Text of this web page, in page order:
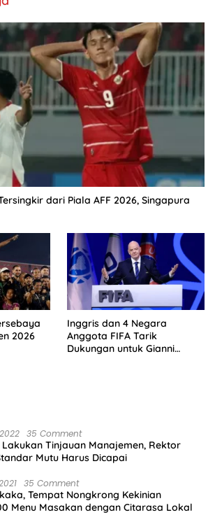
dari Piala AFF 2026, Singapura
2026
Inggris dan 4 Negara
Anggota FIFA Tarik
Dukungan untuk Gianni
35 Comment
Tinjauan Manajemen, Rektor
Mutu Harus Dicapai
35 Comment
Tempat Nongkrong Kekinian
Menu Masakan dengan Citarasa Lokal